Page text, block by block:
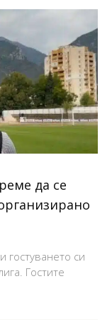
да се
гостуването си
Гостите